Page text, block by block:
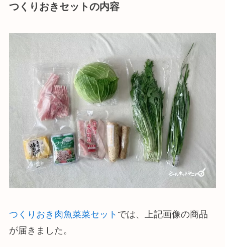
つくりおきセットの内容
つくりおき肉魚菜菜セット では、上記画像の商品
が届きました。